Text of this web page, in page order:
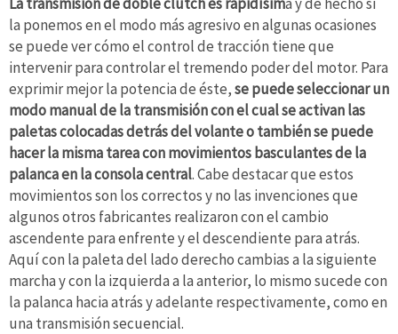
la ponemos en el modo más agresivo en algunas ocasiones
se puede ver cómo el control de tracción tiene que
intervenir para controlar el tremendo poder del motor. Para
exprimir mejor la potencia de éste,se puede seleccionar un
modo manual de la transmisión con el cual se activan las
paletas colocadas detrás del volante o también se puede
hacer la misma tarea con movimientos basculantes de la
palanca en la consola central. Cabe destacar que estos
movimientos son los correctos y no las invenciones que
algunos otros fabricantes realizaron con el cambio
ascendente para enfrente y el descendiente para atrás.
Aquí con la paleta del lado derecho cambias a la siguiente
marcha y con la izquierda a la anterior, lo mismo sucede con
la palanca hacia atrás y adelante respectivamente, como en
una transmisión secuencial.